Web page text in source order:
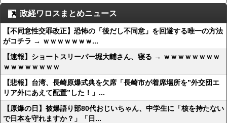
政経ワロスまとめニュース
【不同意性交罪改正】恐怖の「後だし不同意」を回避する唯一の方法
がコチラ → ｗｗｗｗｗｗｗ...
【速報】ショートスリーパー堀大輔さん、寝る → ｗｗｗｗｗｗｗｗ
ｗｗｗｗｗｗｗｗ
【悲報】台湾、長崎原爆式典を欠席「長崎市が着席場所を”外交団エ
リア外にあえて配置”した！」...
【原爆の日】被爆語り部80代おじいちゃん、中学生に「核を持たない
で日本を守れますか？」「日...